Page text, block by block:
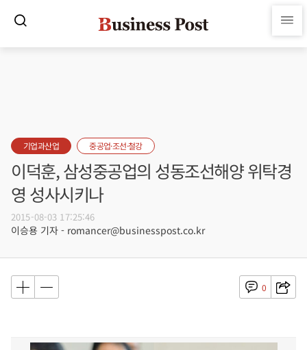
기업과산업 중공업·조선·철강
이덕훈, 삼성중공업의 성동조선해양 위탁경
영 성사시키나
2015-08-03 17:25:46
이승용 기자 - romancer@businesspost.co.kr
0